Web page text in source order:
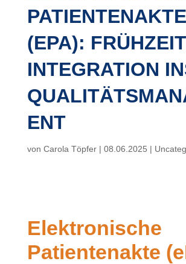
PATIENTENAKTE
(EPA):
INTEGRATION
ENT
von Carola Töpfer| 08.06.2025 |
Elektronische
Patientenakte